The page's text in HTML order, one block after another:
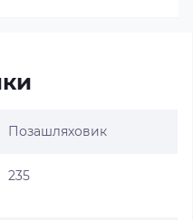
Позашляховик
235